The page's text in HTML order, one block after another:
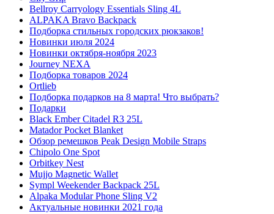
Bellroy Carryology Essentials Sling 4L
ALPAKA Bravo Backpack
Подборка стильных городских рюкзаков!
Новинки июля 2024
Новинки октября-ноября 2023
Journey NEXA
Подборка товаров 2024
Ortlieb
Подборка подарков на 8 марта! Что выбрать?
Подарки
Black Ember Citadel R3 25L
Matador Pocket Blanket
Обзор ремешков Peak Design Mobile Straps
Chipolo One Spot
Orbitkey Nest
Mujjo Magnetic Wallet
Sympl Weekender Backpack 25L
Alpaka Modular Phone Sling V2
Актуальные новинки 2021 года